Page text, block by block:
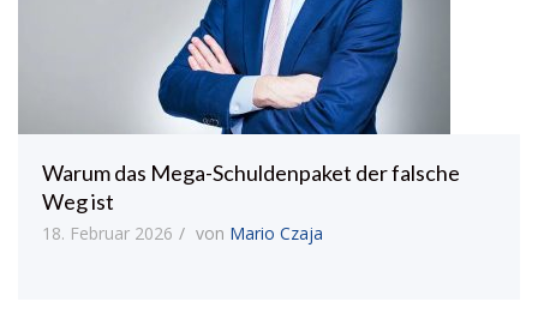
Warum das Mega-Schuldenpaket der falsche
Weg ist
18. Februar 2026 von Mario Czaja